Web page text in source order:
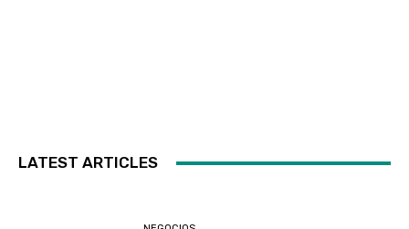
LATEST ARTICLES